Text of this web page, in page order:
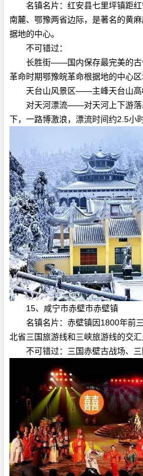
名镇名片：红安县七里坪镇距
南麓、鄂豫两省边际，是著名的黄
据地的中心。
不可错过：
长胜街——国内保存最完美的古
革命时期鄂豫皖革命根据地的中心
天台山风景区——主峰天台山高
对天河漂流——对天河上下游落
下，一路博激浪，漂流时间约2.5小时
15、咸宁市赤壁市赤壁镇
名镇名片：赤壁镇因1800年前
北省三国旅游线和三峡旅游线的交汇
不可错过：三国赤壁古战场、